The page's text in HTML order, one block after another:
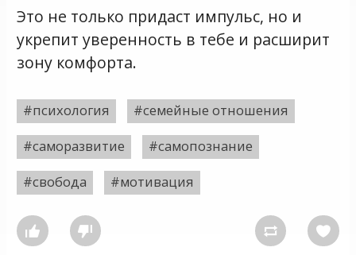
Это не только придаст импульс, но и
укрепит уверенность в тебе и расширит
зону комфорта.
#психология
#семейные отношения
#саморазвитие
#самопознание
#свобода
#мотивация
   